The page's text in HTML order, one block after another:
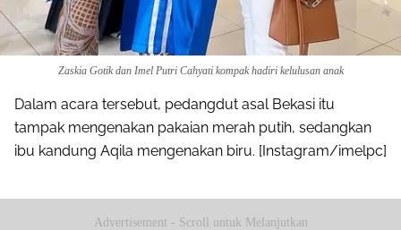
Zaskia Gotik dan Imel Putri Cahyati kompak hadiri kelulusan anak
Dalam acara tersebut, pedangdut asal Bekasi itu
tampak mengenakan pakaian merah putih, sedangkan
ibu kandung Aqila mengenakan biru. [Instagram/imelpc]
Advertisement - Scroll untuk Melanjutkan